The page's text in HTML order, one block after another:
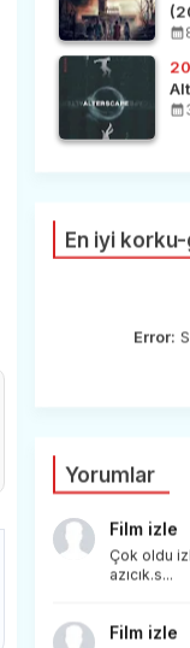
En iyi
Error:
Yorumlar
Film izle
Çok oldu
azıcık.s...
Film izle